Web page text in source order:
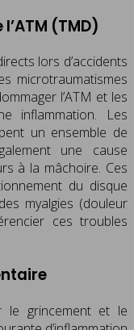
(TMD)
lors d’accidents
microtraumatismes
l’ATM et les
inflammation. Les
un ensemble de
une cause
à la mâchoire. Ces
du disque
myalgies (douleur
ces troubles
le grincement et le